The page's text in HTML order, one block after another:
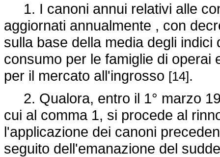
1. I canoni annui relativi alle
aggiornati annualmente , con
sulla base della media degli
consumo per le famiglie di operai
per il mercato all'ingrosso [14].
2. Qualora, entro il 1° marzo
cui al comma 1, si procede al
l'applicazione dei canoni
seguito dell'emanazione del